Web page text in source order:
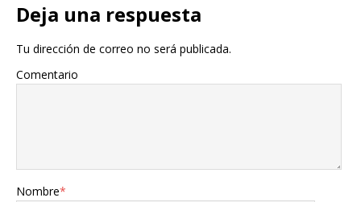
Deja una respuesta
Tu dirección de correo no será publicada.
Comentario
Nombre*